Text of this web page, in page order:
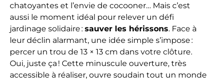
chatoyantes et l’envie de cocooner… Mais c’est
aussi le moment idéal pour relever un défi
jardinage solidaire : sauver les hérissons. Face à
leur déclin alarmant, une idée simple s’impose :
percer un trou de 13 × 13 cm dans votre clôture.
Oui, juste ça ! Cette minuscule ouverture, très
accessible à réaliser, ouvre soudain tout un monde